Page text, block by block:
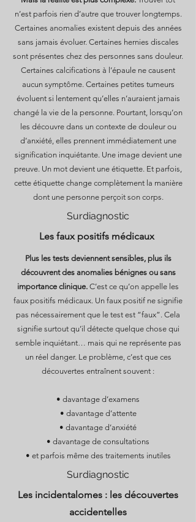
n’est parfois rien d’autre que trouver longtemps.
Certaines anomalies existent depuis des années
sans jamais évoluer. Certaines hernies discales
sont présentes chez des personnes sans douleur.
Certaines calcifications à l’épaule ne causent
aucun symptôme. Certaines petites tumeurs
évoluent si lentement qu’elles n’auraient jamais
changé la vie de la personne. Pourtant, lorsqu’on
les découvre dans un contexte de douleur ou
d’anxiété, elles prennent immédiatement une
signification inquiétante. Une image devient une
preuve. Un mot devient une étiquette. Et parfois,
cette étiquette change complètement la manière
dont une personne perçoit son corps.
Surdiagnostic
Les faux positifs médicaux
Plus les tests deviennent sensibles, plus ils
découvrent des anomalies bénignes ou sans
importance clinique. C’est ce qu’on appelle les
faux positifs médicaux. Un faux positif ne signifie
pas nécessairement que le test est “faux”. Cela
signifie surtout qu’il détecte quelque chose qui
semble inquiétant… mais qui ne représente pas
un réel danger. Le problème, c’est que ces
découvertes entraînent souvent :
• davantage d’examens
• davantage d’attente
• davantage d’anxiété
• davantage de consultations
• et parfois même des traitements inutiles
Surdiagnostic
Les incidentalomes : les découvertes
accidentelles